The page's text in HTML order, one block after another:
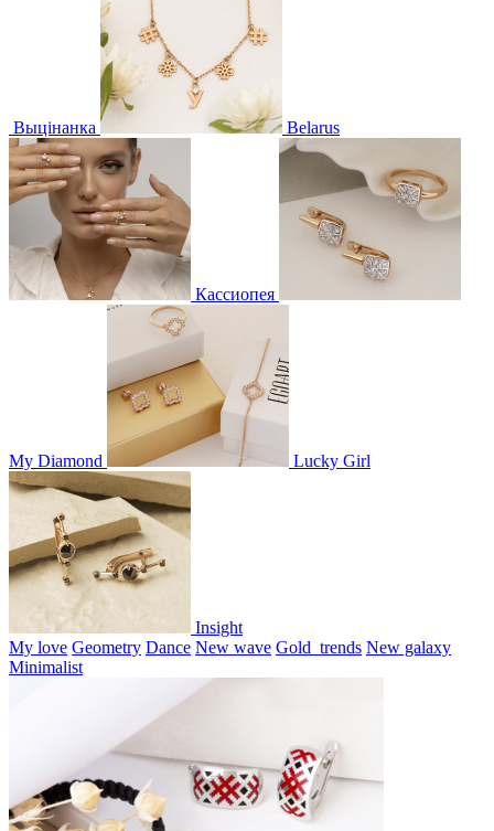
Выцінанка Belarus
Кассиопея
My Diamond Lucky Girl
Insight
My love Geometry Dance New wave Gold_trends New galaxy
Minimalist